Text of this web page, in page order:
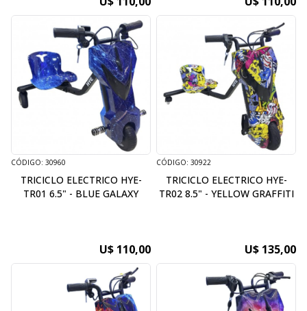
CÓDIGO: 30960
TRICICLO ELECTRICO HYE-
TR01 6.5" - BLUE GALAXY
U$ 110,00
CÓDIGO: 30922
TRICICLO ELECTRICO HYE-
TR02 8.5" - YELLOW GRAFFITI
U$ 135,00